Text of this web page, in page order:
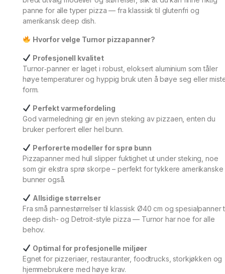
panne for alle typer pizza — fra klassisk til glutenfri og
amerikansk deep dish.
Hvorfor velge Turnor pizzapanner?
Profesjonell kvalitet
Turnor‑panner er laget i robust, eloksert aluminium som tåler
høye temperaturer og hyppig bruk uten å bøye seg eller
form.
Perfekt varmefordeling
God varmeledning gir en jevn steking av pizzaen, enten du
bruker perforert eller hel bunn.
Perforerte modeller for sprø bunn
Pizzapanner med hull slipper fuktighet ut under steking, noe
som gir ekstra sprø skorpe – perfekt for tykkere amerikanske
bunner også.
Allsidige størrelser
Fra små pannestørrelser til klassisk Ø40 cm og spesialpanner
deep dish- og Detroit-style pizza — Turnor har noe for alle
behov.
Optimal for profesjonelle miljøer
Egnet for pizzeriaer, restauranter, foodtrucks, storkjøkken og
hjemmebrukere med høye krav.